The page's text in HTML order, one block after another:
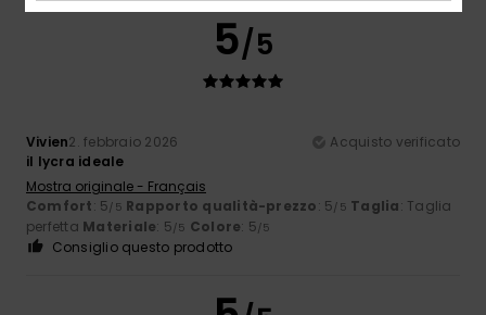
5/5
Vivien2. febbraio 2026
Acquisto verificato
il lycra ideale
Mostra originale - Français
Comfort: 5/5 Rapporto qualità-prezzo: 5/5 Taglia: Taglia
perfetta Materiale: 5/5 Colore: 5/5
Consiglio questo prodotto